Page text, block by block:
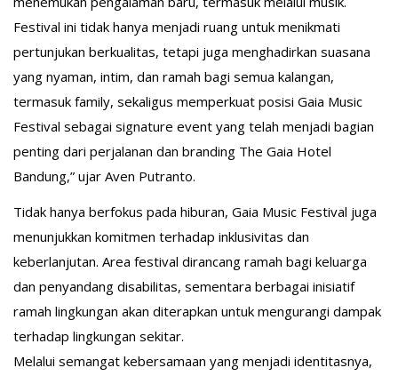
Festival ini tidak hanya menjadi ruang untuk menikmati
pertunjukan berkualitas, tetapi juga menghadirkan suasana
yang nyaman, intim, dan ramah bagi semua kalangan,
termasuk family, sekaligus memperkuat posisi Gaia Music
Festival sebagai signature event yang telah menjadi bagian
penting dari perjalanan dan branding The Gaia Hotel
Bandung,” ujar Aven Putranto.
Tidak hanya berfokus pada hiburan, Gaia Music Festival juga
menunjukkan komitmen terhadap inklusivitas dan
keberlanjutan. Area festival dirancang ramah bagi keluarga
dan penyandang disabilitas, sementara berbagai inisiatif
ramah lingkungan akan diterapkan untuk mengurangi dampak
terhadap lingkungan sekitar.
Melalui semangat kebersamaan yang menjadi identitasnya,